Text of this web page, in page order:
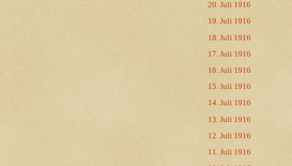
20. Juli 1916
19. Juli 1916
18. Juli 1916
17. Juli 1916
16. Juli 1916
15. Juli 1916
14. Juli 1916
13. Juli 1916
12. Juli 1916
11. Juli 1916